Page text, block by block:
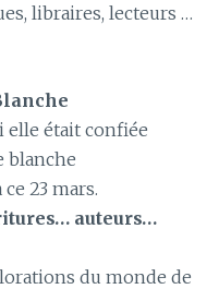
libraires, lecteurs …
elle était confiée
blanche
23 mars.
auteurs…
du monde de